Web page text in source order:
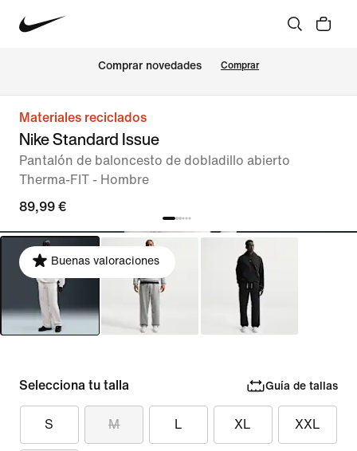
Comprar novedades Comprar
Materiales reciclados
Nike Standard Issue
Pantalón de baloncesto de dobladillo abierto
Therma-FIT - Hombre
89,99 €
Buenas valoraciones
Selecciona tu talla Guía de tallas
S M L XL XXL